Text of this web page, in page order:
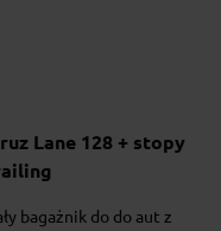
Lane 128 + stopy
bagażnik do do aut z